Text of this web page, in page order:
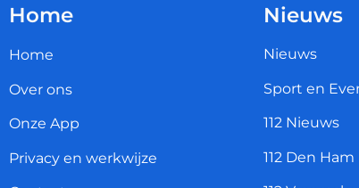
Home
Home
Over ons
Onze App
Privacy en werkwijze
Nieuws
Nieuws
Sport en
112 Nieuws
112 Den Ham